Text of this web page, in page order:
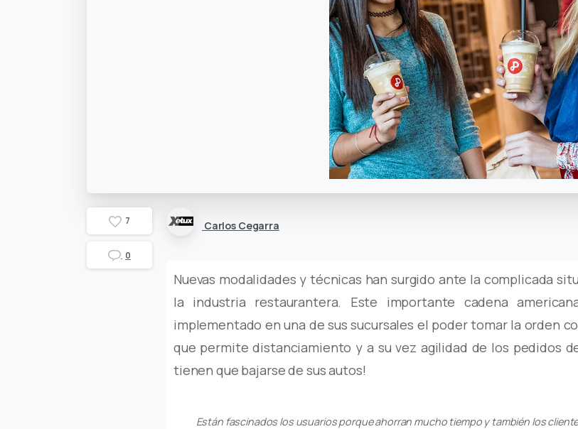
7
0
Carlos Cegarra
Nuevas modalidades y técnicas han surgido ante la complicada
la industria restaurantera. Este importante cadena
implementado en una de sus sucursales el poder tomar la orden
que permite distanciamiento y a su vez agilidad de los pedidos
tienen que bajarse de sus autos!
Están fascinados los usuarios porque ahorran mucho tiempo y también los